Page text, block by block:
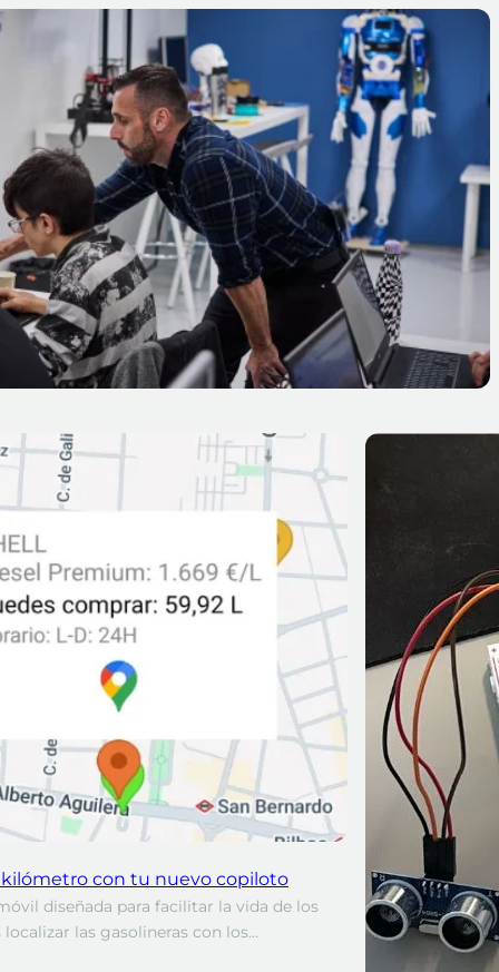
kilómetro con tu nuevo copiloto
diseñada para facilitar la vida de los
las gasolineras con los…